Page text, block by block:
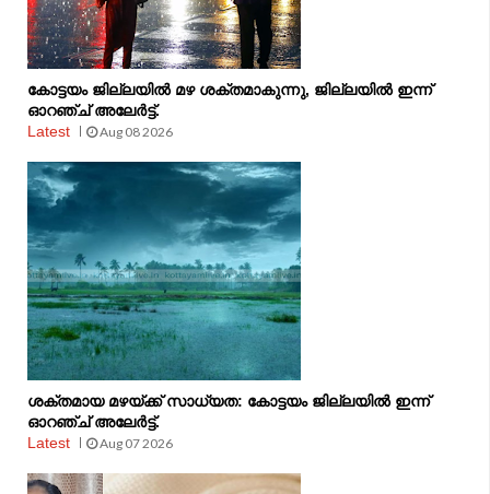
കോട്ടയം ജില്ലയിൽ മഴ ശക്തമാകുന്നു, ജില്ലയിൽ ഇന്ന്
ഓറഞ്ച് അലേർട്ട്.
Latest
Aug 08 2026
ശക്തമായ മഴയ്ക്ക് സാധ്യത: കോട്ടയം ജില്ലയിൽ ഇന്ന്
ഓറഞ്ച് അലേർട്ട്.
Latest
Aug 07 2026